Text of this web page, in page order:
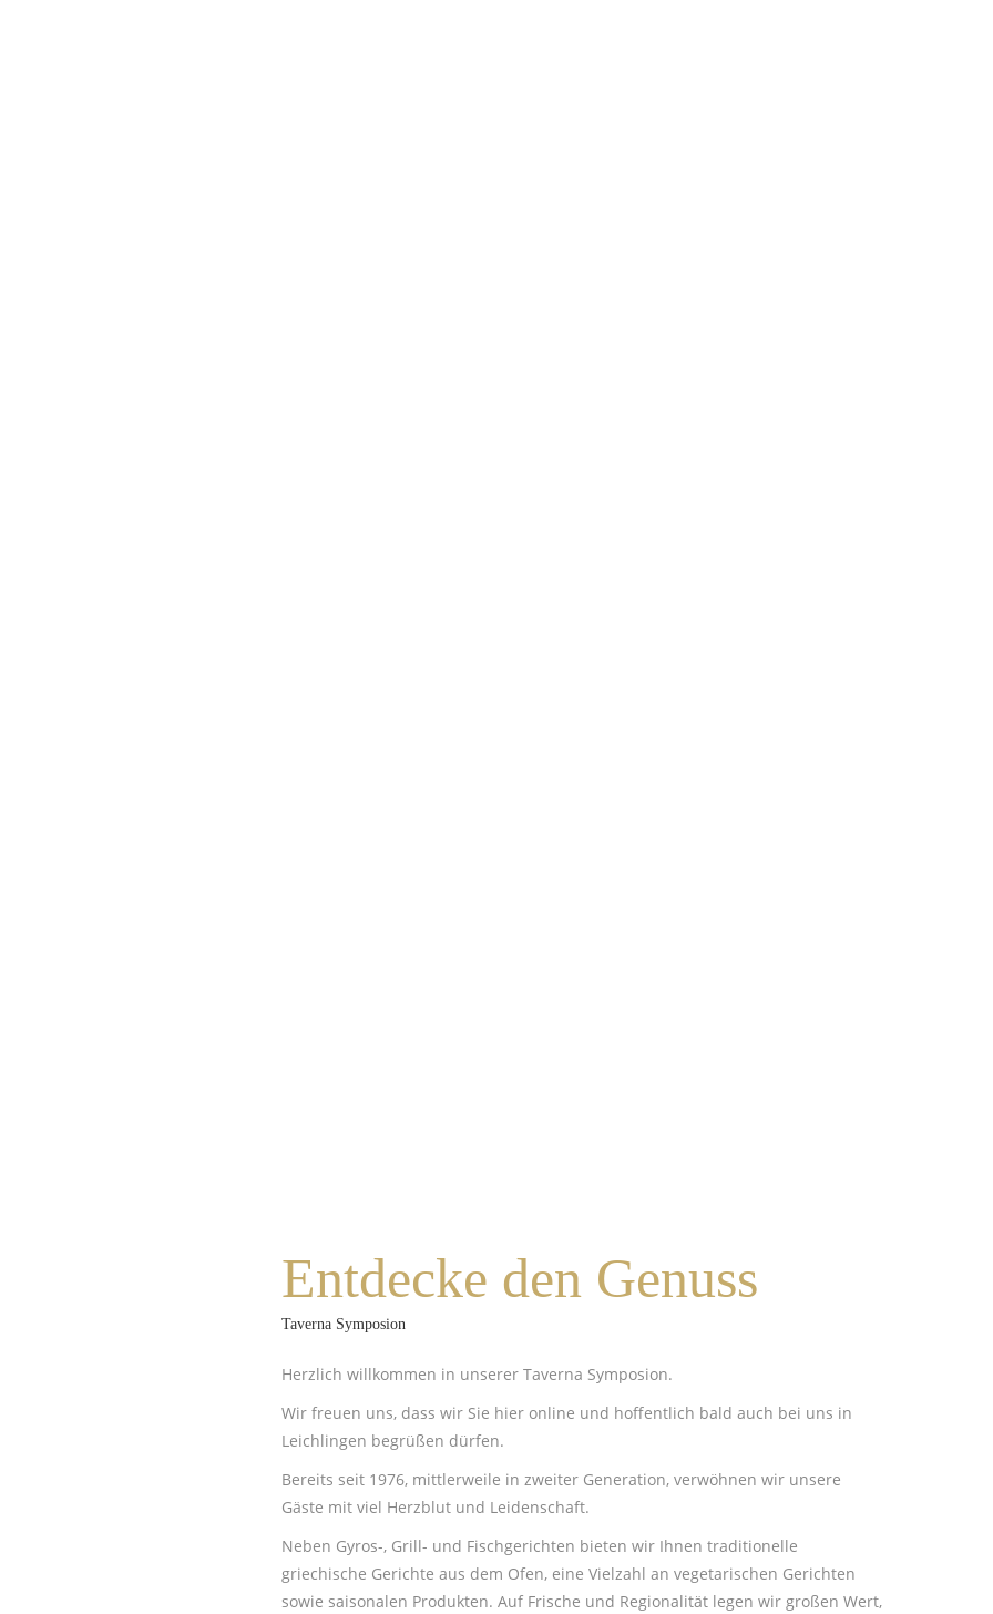
Entdecke den Genuss
Taverna Symposion
Herzlich willkommen in unserer Taverna Symposion.
Wir freuen uns, dass wir Sie hier online und hoffentlich bald auch bei uns in
Leichlingen begrüßen dürfen.
Bereits seit 1976, mittlerweile in zweiter Generation, verwöhnen wir unsere
Gäste mit viel Herzblut und Leidenschaft.
Neben Gyros-, Grill- und Fischgerichten bieten wir Ihnen traditionelle
griechische Gerichte aus dem Ofen, eine Vielzahl an vegetarischen Gerichten
sowie saisonalen Produkten. Auf Frische und Regionalität legen wir großen Wert,